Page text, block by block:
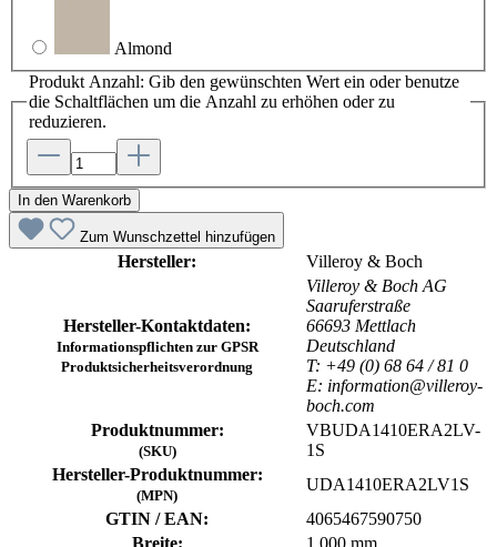
Almond
Produkt Anzahl: Gib den gewünschten Wert ein oder benutze
die Schaltflächen um die Anzahl zu erhöhen oder zu
reduzieren.
In den Warenkorb
Zum Wunschzettel hinzufügen
Hersteller: Villeroy & Boch
Hersteller-Kontaktdaten:
Informationspflichten zur GPSR
Produktsicherheitsverordnung
Villeroy & Boch AG
Saaruferstraße
66693 Mettlach
Deutschland
T: +49 (0) 68 64 / 81 0
E: information@villeroy-
boch.com
Produktnummer:
(SKU)
VBUDA1410ERA2LV-
1S
Hersteller-Produktnummer:
(MPN)
UDA1410ERA2LV1S
GTIN / EAN:
4065467590750
Breite:
1,000 mm